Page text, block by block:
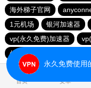
海外梯子官网
1元机场
银河加速器
vp(永久免费)加速器
优云666
首页 安卓
永久免费使用